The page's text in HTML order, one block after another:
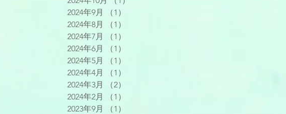
2024年9月
（1）
2024年8月
（1）
2024年7月
（1）
2024年6月
（1）
2024年5月
（1）
2024年4月
（1）
2024年3月
（2）
2024年2月
（1）
2023年9月
（1）